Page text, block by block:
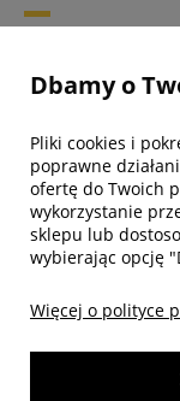
Dbamy o
Pliki cookies i
poprawne
ofertę do Twoich
wykorzystanie
sklepu lub
wybierając opcję
Więcej o polityce